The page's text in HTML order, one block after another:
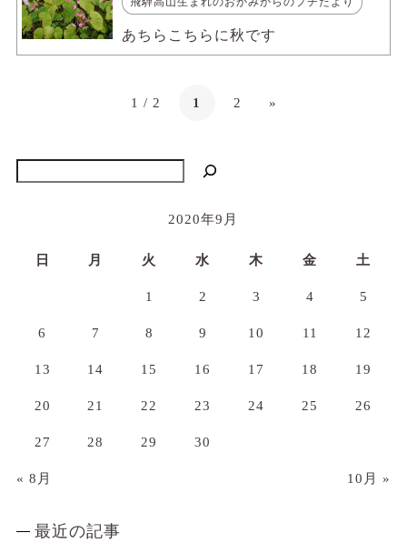
あちらこちらに秋です
1 / 2 1 2 »
2020年9月
日 月 火 水 木 金 土
1 2 3 4 5
6 7 8 9 10 11 12
13 14 15 16 17 18 19
20 21 22 23 24 25 26
27 28 29 30
« 8月 10月 »
最近の記事